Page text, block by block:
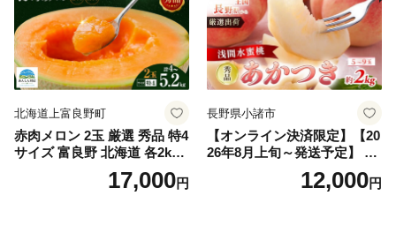
北海道上富良野町
赤肉メロン 2玉 厳選 秀品 特4
サイズ 富良野 北海道 各2kg
～2.6kg 2玉 セット ファーム
富良野 メロン めろん 果物 く
17,000円
長野県小諸市
【オンライン決済限定】【20
26年8月上旬～発送予定】 先
行予約 「浅間水蜜桃プレミ
アム」 もも あかつき 秀品 約
12,000円